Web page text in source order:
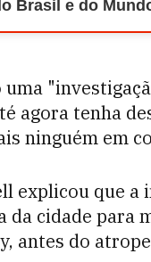
Brasil e do
agora tenha
ninguém em
explicou que a
da cidade
antes do